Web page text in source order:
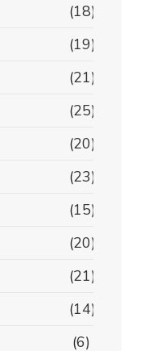
(18)
(19)
(21)
(25)
(20)
(23)
(15)
(20)
(21)
(14)
(6)